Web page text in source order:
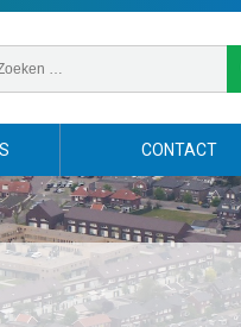
CONTACT